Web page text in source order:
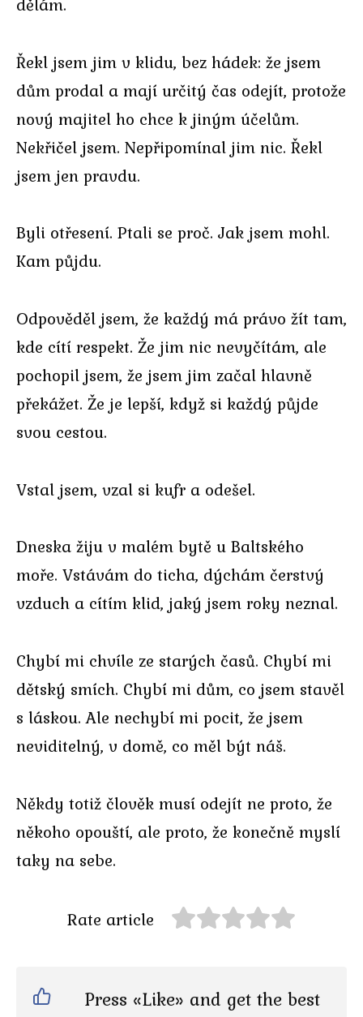
Řekl jsem jim v klidu, bez hádek: že jsem
dům prodal a mají určitý čas odejít, protože
nový majitel ho chce k jiným účelům.
Nekřičel jsem. Nepřipomínal jim nic. Řekl
jsem jen pravdu.
Byli otřesení. Ptali se proč. Jak jsem mohl.
Kam půjdu.
Odpověděl jsem, že každý má právo žít tam,
kde cítí respekt. Že jim nic nevyčítám, ale
pochopil jsem, že jsem jim začal hlavně
překážet. Že je lepší, když si každý půjde
svou cestou.
Vstal jsem, vzal si kufr a odešel.
Dneska žiju v malém bytě u Baltského
moře. Vstávám do ticha, dýchám čerstvý
vzduch a cítím klid, jaký jsem roky neznal.
Chybí mi chvíle ze starých časů. Chybí mi
dětský smích. Chybí mi dům, co jsem stavěl
s láskou. Ale nechybí mi pocit, že jsem
neviditelný, v domě, co měl být náš.
Někdy totiž člověk musí odejít ne proto, že
někoho opouští, ale proto, že konečně myslí
taky na sebe.
Rate article
Press «Like» and get the best